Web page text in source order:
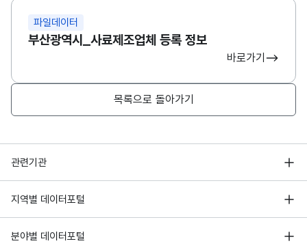
파일데이터
부산광역시_사료제조업체 등록 정보
바로가기
목록으로 돌아가기
관련기관
행정안전부
한국지능정보사회진흥원
국가정보자원관리원
지역별 데이터포털
서울 열린데이터광장
경기데이터드림
분야별 데이터포털
기상자료개방포털